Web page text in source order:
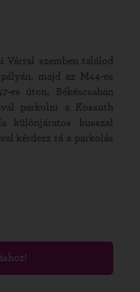
Várral szemben találod
majd az M44-es
es úton, Békéscsabán
parkolni a Kossuth
busszal
kérdezz rá a parkolás